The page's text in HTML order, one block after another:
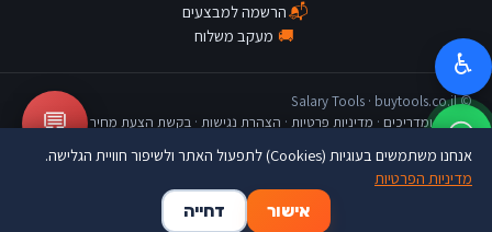
📬הרשמה למבצעים
🚚 מעקב משלוח
© Salary Tools · buytools.co.il
כתבות ומדריכים · מדיניות פרטיות · הצהרת נגישות · בקשת הצעת מחיר 💬
♿
🛒
אנחנו משתמשים בעוגיות (Cookies) לתפעול האתר ולשיפור חוויית הגלישה.
מדיניות הפרטיות
אישור
דחייה